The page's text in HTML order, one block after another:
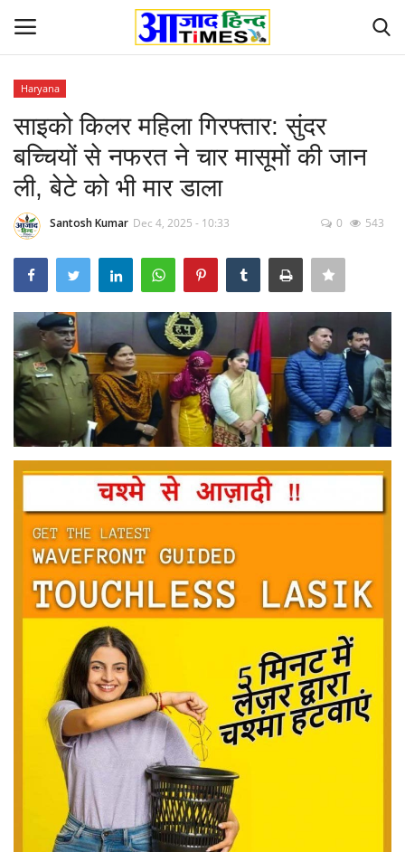
Home
Contact
छत्तीसगढ़ राज्य
दुनिया
मनोरंजन
करियर
राशिफल
बिजनेस
Haryana
साइको किलर महिला गिरफ्तार: सुंदर
बच्चियों से नफरत ने चार मासूमों की जान
ली, बेटे को भी मार डाला
Santosh Kumar Dec 4, 2025 - 10:33 0 543